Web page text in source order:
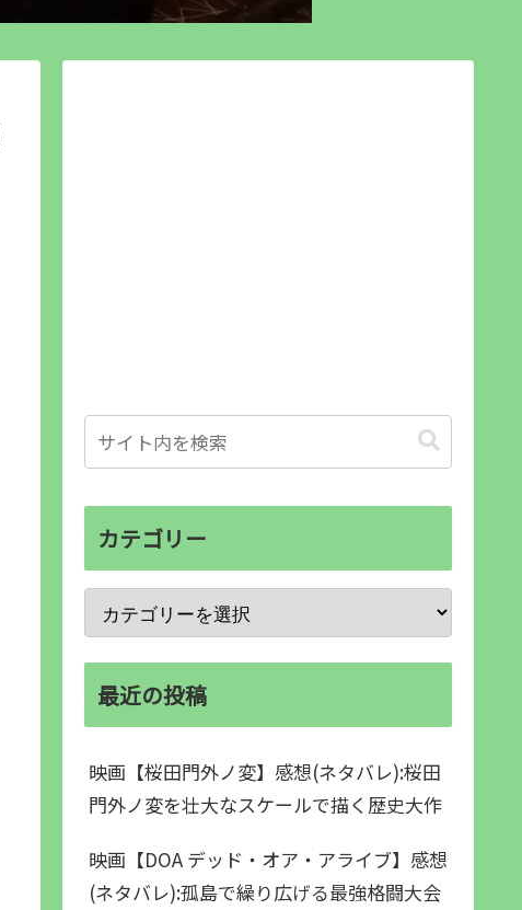
カテゴリー
最近の投稿
映画【桜田門外ノ変】感想(ネタバレ):桜田
門外ノ変を壮大なスケールで描く歴史大作
映画【DOA デッド・オア・アライブ】感想
(ネタバレ):孤島で繰り広げる最強格闘大会